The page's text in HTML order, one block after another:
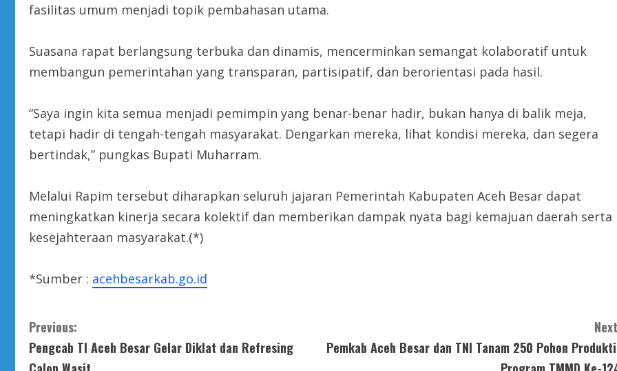
fasilitas umum menjadi topik pembahasan utama.
Suasana rapat berlangsung terbuka dan dinamis, mencerminkan semangat kolaboratif untuk
membangun pemerintahan yang transparan, partisipatif, dan berorientasi pada hasil.
“Saya ingin kita semua menjadi pemimpin yang benar-benar hadir, bukan hanya di balik meja,
tetapi hadir di tengah-tengah masyarakat. Dengarkan mereka, lihat kondisi mereka, dan segera
bertindak,” pungkas Bupati Muharram.
Melalui Rapim tersebut diharapkan seluruh jajaran Pemerintah Kabupaten Aceh Besar dapat
meningkatkan kinerja secara kolektif dan memberikan dampak nyata bagi kemajuan daerah serta
kesejahteraan masyarakat.(*)
*Sumber : acehbesarkab.go.id
C
o
Previous:
Pengcab TI Aceh Besar Gelar Diklat dan Refresing
Pemkab Aceh Besar dan TNI Tanam 250 Pohon